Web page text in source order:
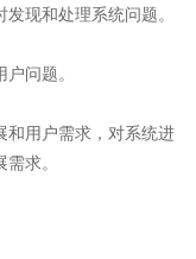
现和处理系统问题。
问题。
用户需求，对系统进
求。